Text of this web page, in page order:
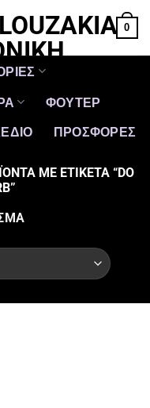
0
ΦΟΥΤΕΡ
ΠΡΟΣΦΟΡΈΣ
ΜΕ ΕΤΙΚΈΤΑ “DO